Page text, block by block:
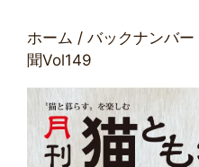
ホーム / バックナンバー
聞Vol149